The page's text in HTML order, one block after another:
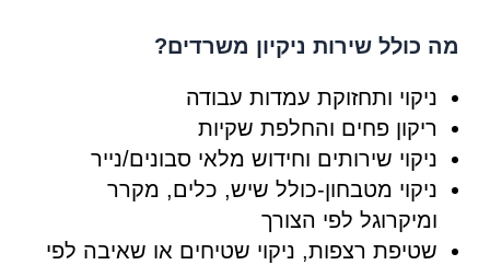
מה כולל שירות ניקיון משרדים?
ניקוי ותחזוקת עמדות עבודה
ריקון פחים והחלפת שקיות
ניקוי שירותים וחידוש מלאי סבונים/נייר
ניקוי מטבחון-כולל שיש, כלים, מקרר
ומיקרוגל לפי הצורך
שטיפת רצפות, ניקוי שטיחים או שאיבה לפי